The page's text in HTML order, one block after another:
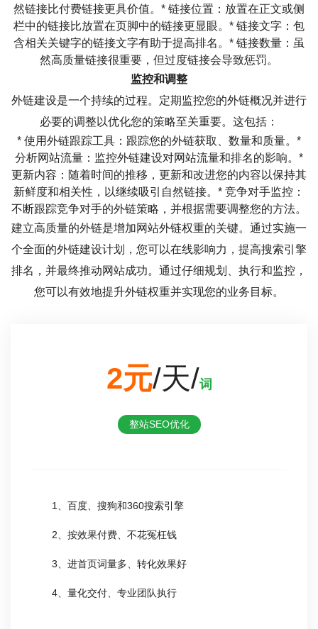
然链接比付费链接更具价值。* 链接位置：放置在正文或侧
栏中的链接比放置在页脚中的链接更显眼。* 链接文字：包
含相关关键字的链接文字有助于提高排名。* 链接数量：虽
然高质量链接很重要，但过度链接会导致惩罚。
监控和调整
外链建设是一个持续的过程。定期监控您的外链概况并进行
必要的调整以优化您的策略至关重要。这包括：
* 使用外链跟踪工具：跟踪您的外链获取、数量和质量。*
分析网站流量：监控外链建设对网站流量和排名的影响。*
更新内容：随着时间的推移，更新和改进您的内容以保持其
新鲜度和相关性，以继续吸引自然链接。* 竞争对手监控：
不断跟踪竞争对手的外链策略，并根据需要调整您的方法。
建立高质量的外链是增加网站外链权重的关键。通过实施一
个全面的外链建设计划，您可以在线影响力，提高搜索引擎
排名，并最终推动网站成功。通过仔细规划、执行和监控，
您可以有效地提升外链权重并实现您的业务目标。
2元/天/词
整站SEO优化
1、百度、搜狗和360搜索引擎
2、按效果付费、不花冤枉钱
3、进首页词量多、转化效果好
4、量化交付、专业团队执行